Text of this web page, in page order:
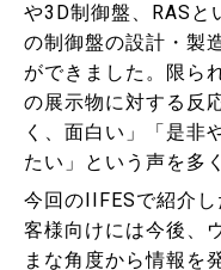
や3D制御盤、RASと
の制御盤の設計・製
ができました。限ら
の展示物に対する反
く、面白い」「是非
たい」という声を多
今回のIIFESで紹介
客様向けには今後、
まな角度から情報を